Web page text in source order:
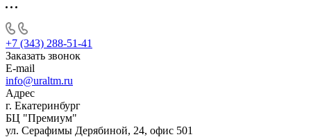
+7 (343) 288-51-41
Заказать звонок
E-mail
info@uraltm.ru
Адрес
г. Екатеринбург
БЦ "Премиум"
ул. Серафимы Дерябиной, 24, офис 501